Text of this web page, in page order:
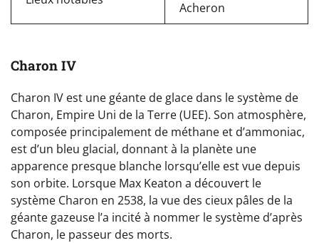
Acheron
Charon IV
Charon IV est une géante de glace dans le système de
Charon, Empire Uni de la Terre (UEE). Son atmosphère,
composée principalement de méthane et d’ammoniac,
est d’un bleu glacial, donnant à la planète une
apparence presque blanche lorsqu’elle est vue depuis
son orbite. Lorsque Max Keaton a découvert le
système Charon en 2538, la vue des cieux pâles de la
géante gazeuse l’a incité à nommer le système d’après
Charon, le passeur des morts.